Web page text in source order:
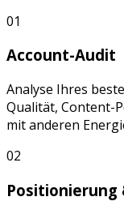
01
Account-Audit
Analyse Ihres
Qualität, Content-
mit anderen
02
Positionierung